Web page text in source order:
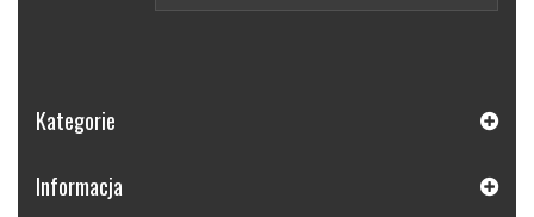
Kategorie
Informacja